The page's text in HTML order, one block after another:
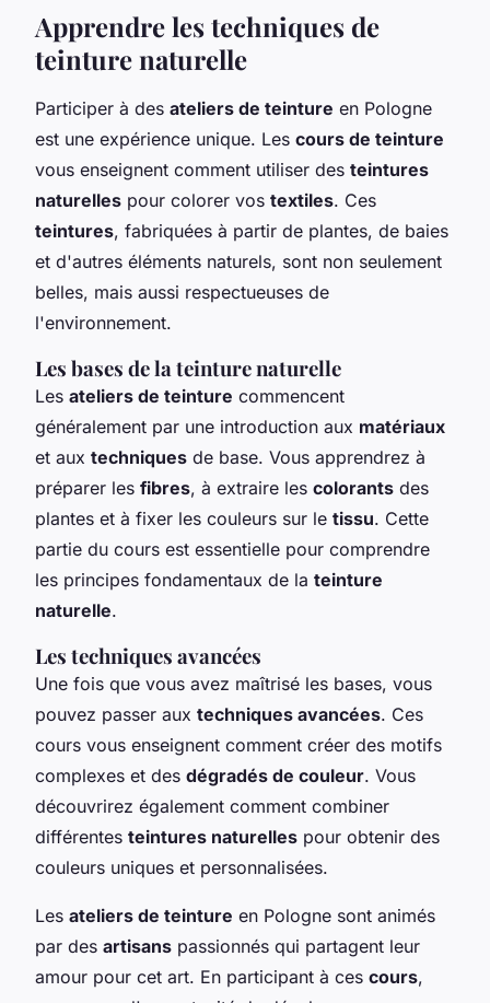
Apprendre les techniques de
teinture naturelle
Participer à des ateliers de teinture en Pologne
est une expérience unique. Les cours de teinture
vous enseignent comment utiliser des teintures
naturelles pour colorer vos textiles. Ces
teintures, fabriquées à partir de plantes, de baies
et d'autres éléments naturels, sont non seulement
belles, mais aussi respectueuses de
l'environnement.
Les bases de la teinture naturelle
Les ateliers de teinture commencent
généralement par une introduction aux matériaux
et aux techniques de base. Vous apprendrez à
préparer les fibres, à extraire les colorants des
plantes et à fixer les couleurs sur le tissu. Cette
partie du cours est essentielle pour comprendre
les principes fondamentaux de la teinture
naturelle.
Les techniques avancées
Une fois que vous avez maîtrisé les bases, vous
pouvez passer aux techniques avancées. Ces
cours vous enseignent comment créer des motifs
complexes et des dégradés de couleur. Vous
découvrirez également comment combiner
différentes teintures naturelles pour obtenir des
couleurs uniques et personnalisées.
Les ateliers de teinture en Pologne sont animés
par des artisans passionnés qui partagent leur
amour pour cet art. En participant à ces cours,